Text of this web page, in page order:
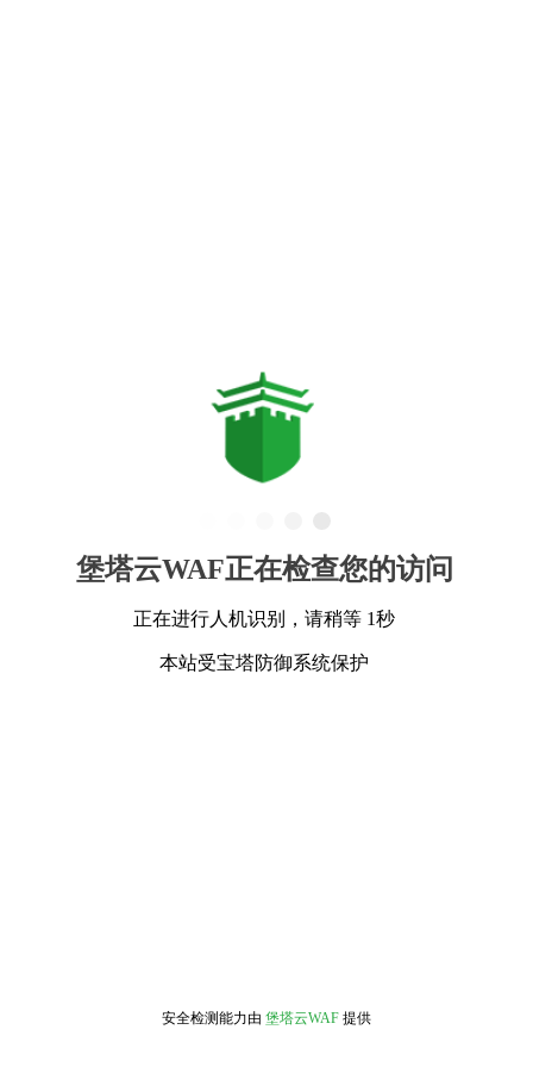
堡塔云WAF正在检查您的访问
正在进行人机识别，请稍等 1秒
本站受宝塔防御系统保护
安全检测能力由 堡塔云WAF 提供